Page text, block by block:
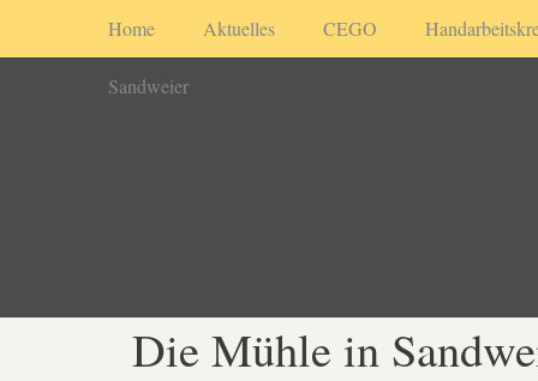
Home Aktuelles CEGO
Sandweier
Die Mühle in